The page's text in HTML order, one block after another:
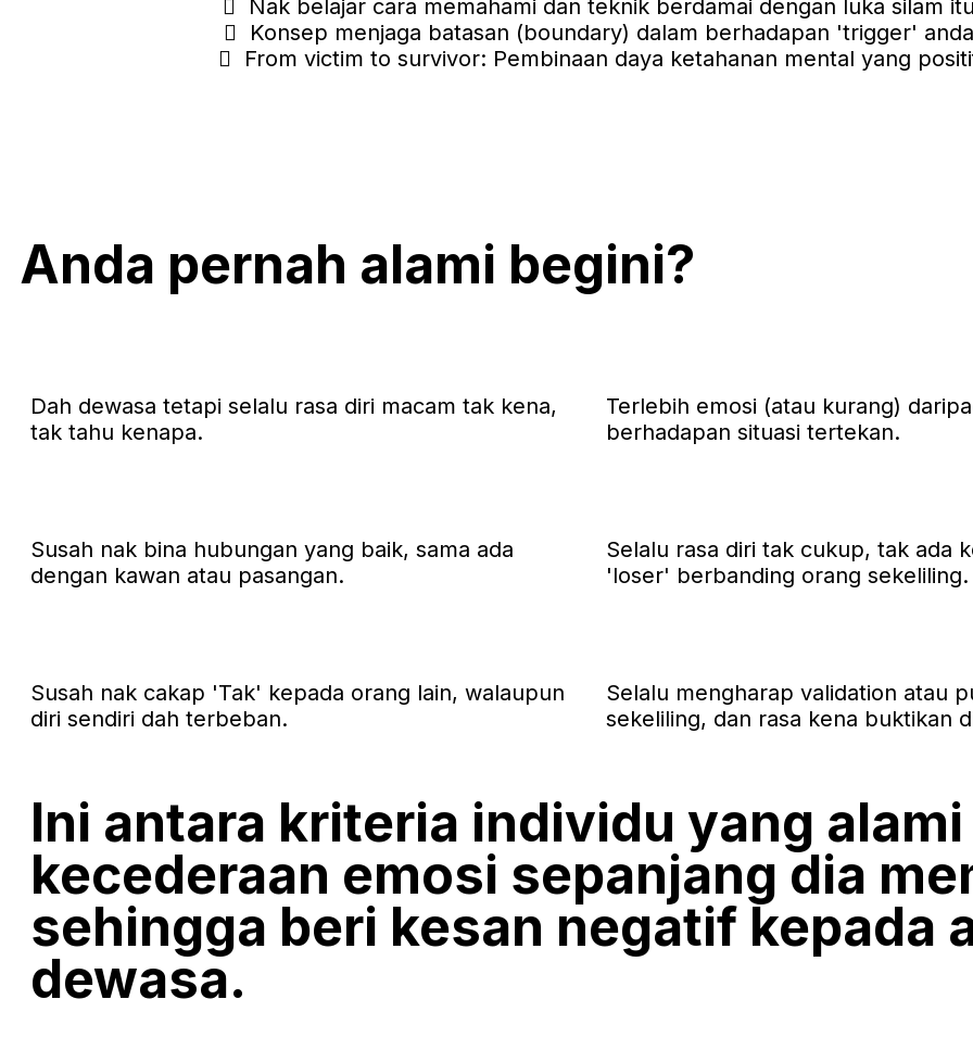
Nak belajar cara memahami dan teknik berdamai dengan luka silam itu
Konsep menjaga batasan (boundary) dalam berhadapan 'trigger' anda
From victim to survivor: Pembinaan daya ketahanan mental yang
Anda pernah alami begini?
Dah dewasa tetapi selalu rasa diri macam tak kena,
tak tahu kenapa.
Susah nak bina hubungan yang baik, sama ada
dengan kawan atau pasangan.
Susah nak cakap 'Tak' kepada orang lain, walaupun
diri sendiri dah terbeban.
Terlebih emosi (atau kurang)
berhadapan situasi tertekan.
Selalu rasa diri tak cukup, tak ada
'loser' berbanding orang sekeliling.
Selalu mengharap validation atau
sekeliling, dan rasa kena buktikan
Ini antara kriteria individu yang alami
kecederaan emosi sepanjang dia
sehingga beri kesan negatif kepada
dewasa.